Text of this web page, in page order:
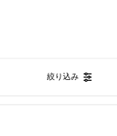
絞り込み